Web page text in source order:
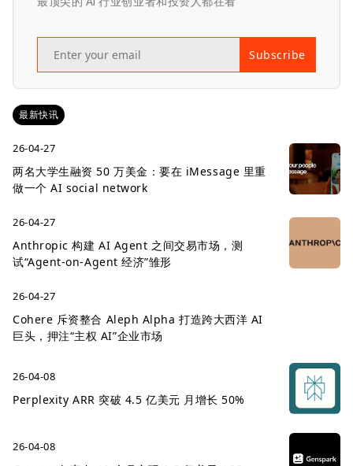
Subscribe
最新快讯
26-04-27
两名大学生融资 50 万美金：要在 iMessage 里重
做一个 AI social network
26-04-27
Anthropic 构建 AI Agent 之间交易市场，测
试“Agent-on-Agent 经济”雏形
26-04-27
Cohere 斥资整合 Aleph Alpha 打造跨大西洋 AI
巨头，押注“主权 AI”企业市场
26-04-08
Perplexity ARR 突破 4.5 亿美元 月增长 50%
26-04-08